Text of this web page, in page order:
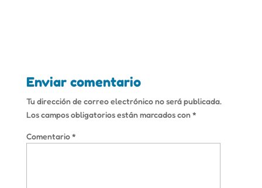
Enviar comentario
Tu dirección de correo electrónico no será publicada.
Los campos obligatorios están marcados con*
Comentario*